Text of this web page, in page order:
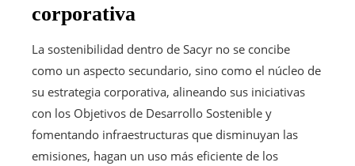
corporativa
La sostenibilidad dentro de Sacyr no se concibe
como un aspecto secundario, sino como el núcleo de
su estrategia corporativa, alineando sus iniciativas
con los Objetivos de Desarrollo Sostenible y
fomentando infraestructuras que disminuyan las
emisiones, hagan un uso más eficiente de los